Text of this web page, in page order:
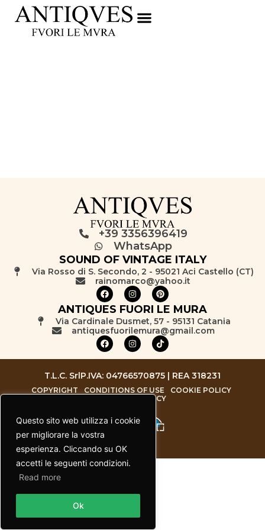
Questo sito web utilizza i cookie
per migliorare la vostra
esperienza. Cliccando su OK
accetti le seguenti condizioni.
Read more
Ok
+39 3356396419
WhatsApp
SOUND OF VINTAGE ITALY
Via Rosso di S. Secondo, 2 - 95021 Aci Castello (CT)
rainomarco@yahoo.it
ANTIQUES FUORI LE MURA
Via Cardinale Dusmet, 57 - 95131 Catania
antiquesfuorilemura@gmail.com
T.L.C. SrlP.IVA: 04766570875 | REA 318231
COPYRIGHT CONDITIONS OF USE
COOKIE POLICY
PRIVACY POLICY